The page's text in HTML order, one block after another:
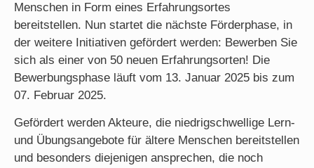
Menschen in Form eines Erfahrungsortes
bereitstellen. Nun startet die nächste Förderphase, in
der weitere Initiativen gefördert werden: Bewerben Sie
sich als einer von 50 neuen Erfahrungsorten! Die
Bewerbungsphase läuft vom 13. Januar 2025 bis zum
07. Februar 2025.
Gefördert werden Akteure, die niedrigschwellige Lern-
und Übungsangebote für ältere Menschen bereitstellen
und besonders diejenigen ansprechen, die noch